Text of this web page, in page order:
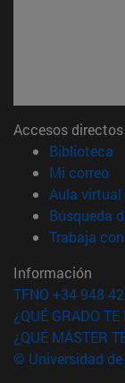
Accesos directos
Biblioteca
Mi correo
Aula virtual
Búsqueda
Trabaja
Información
TFNO +34 948
¿QUÉ GRADO TE
¿QUÉ MÁSTER
© Universidad de